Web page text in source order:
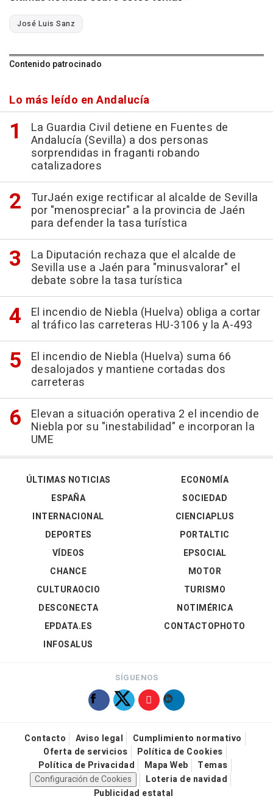
José Luis Sanz
Contenido patrocinado
Lo más leído en Andalucía
La Guardia Civil detiene en Fuentes de
Andalucía (Sevilla) a dos personas
sorprendidas in fraganti robando
catalizadores
TurJaén exige rectificar al alcalde de Sevilla
por "menospreciar" a la provincia de Jaén
para defender la tasa turística
La Diputación rechaza que el alcalde de
Sevilla use a Jaén para "minusvalorar" el
debate sobre la tasa turística
El incendio de Niebla (Huelva) obliga a cortar
al tráfico las carreteras HU-3106 y la A-493
El incendio de Niebla (Huelva) suma 66
desalojados y mantiene cortadas dos
carreteras
Elevan a situación operativa 2 el incendio de
Niebla por su "inestabilidad" e incorporan la
UME
ÚLTIMAS NOTICIAS
ESPAÑA
INTERNACIONAL
DEPORTES
VÍDEOS
ECONOMÍA
SOCIEDAD
CIENCIAPLUS
PORTALTIC
EPSOCIAL
CHANCE
CULTURAOCIO
DESCONECTA
EPDATA.ES
INFOSALUS
MOTOR
TURISMO
NOTIMÉRICA
CONTACTOPHOTO
SÍGUENOS
Contacto Aviso legal
Cumplimiento normativo
Oferta de servicios
Política de Cookies
Política de Privacidad
Mapa Web
Temas
Configuración de Cookies
Loteria de navidad
Publicidad estatal